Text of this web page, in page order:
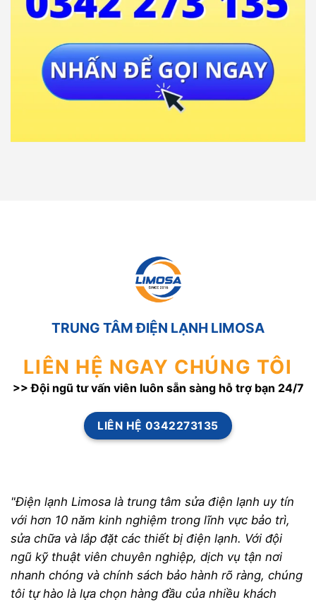
TRUNG TÂM ĐIỆN LẠNH LIMOSA
LIÊN HỆ NGAY CHÚNG TÔI
>> Đội ngũ tư vấn viên luôn sẵn sàng hỗ trợ bạn 24/7
LIÊN HỆ 0342273135
"Điện lạnh Limosa là trung tâm sửa điện lạnh uy tín
với hơn 10 năm kinh nghiệm trong lĩnh vực bảo trì,
sửa chữa và lắp đặt các thiết bị điện lạnh. Với đội
ngũ kỹ thuật viên chuyên nghiệp, dịch vụ tận nơi
nhanh chóng và chính sách bảo hành rõ ràng, chúng
tôi tự hào là lựa chọn hàng đầu của nhiều khách